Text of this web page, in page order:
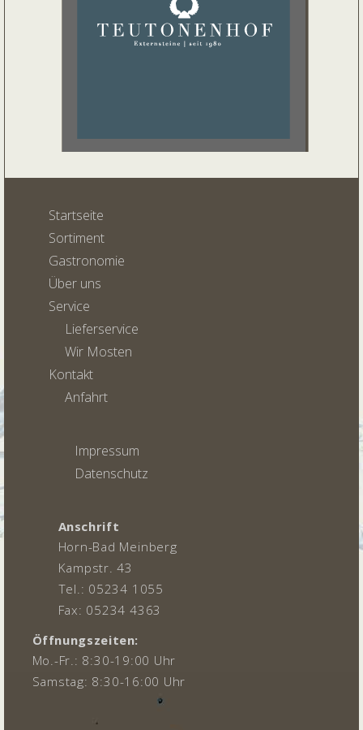
Startseite
Sortiment
Gastronomie
Über uns
Service
Lieferservice
Wir Mosten
Kontakt
Anfahrt
Impressum
Datenschutz
Anschrift
Horn-Bad Meinberg
Kampstr. 43
Tel.: 05234 1055
Fax: 05234 4363
Öffnungszeiten:
Mo.-Fr.: 8:30-19:00 Uhr
Samstag: 8:30-16:00 Uhr